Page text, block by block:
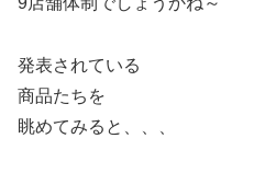
発表されている
商品たちを
眺めてみると、、、